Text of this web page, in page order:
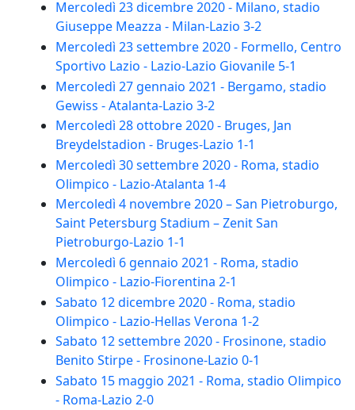
Mercoledì 23 dicembre 2020 - Milano, stadio
Giuseppe Meazza - Milan-Lazio 3-2
Mercoledì 23 settembre 2020 - Formello, Centro
Sportivo Lazio - Lazio-Lazio Giovanile 5-1
Mercoledì 27 gennaio 2021 - Bergamo, stadio
Gewiss - Atalanta-Lazio 3-2
Mercoledì 28 ottobre 2020 - Bruges, Jan
Breydelstadion - Bruges-Lazio 1-1
Mercoledì 30 settembre 2020 - Roma, stadio
Olimpico - Lazio-Atalanta 1-4
Mercoledì 4 novembre 2020 – San Pietroburgo,
Saint Petersburg Stadium – Zenit San
Pietroburgo-Lazio 1-1
Mercoledì 6 gennaio 2021 - Roma, stadio
Olimpico - Lazio-Fiorentina 2-1
Sabato 12 dicembre 2020 - Roma, stadio
Olimpico - Lazio-Hellas Verona 1-2
Sabato 12 settembre 2020 - Frosinone, stadio
Benito Stirpe - Frosinone-Lazio 0-1
Sabato 15 maggio 2021 - Roma, stadio Olimpico
- Roma-Lazio 2-0